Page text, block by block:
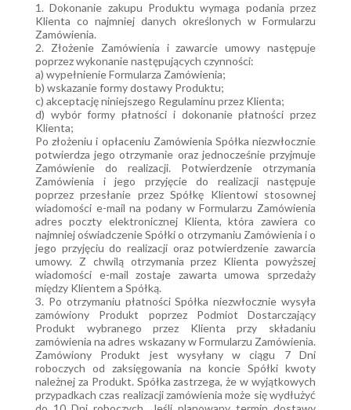
1. Dokonanie zakupu Produktu wymaga podania przez
Klienta co najmniej danych określonych w Formularzu
Zamówienia.
2. Złożenie Zamówienia i zawarcie umowy następuje
poprzez wykonanie następujących czynności:
a) wypełnienie Formularza Zamówienia;
b) wskazanie formy dostawy Produktu;
c) akceptację niniejszego Regulaminu przez Klienta;
d) wybór formy płatności i dokonanie płatności przez
Klienta;
Po złożeniu i opłaceniu Zamówienia Spółka niezwłocznie
potwierdza jego otrzymanie oraz jednocześnie przyjmuje
Zamówienie do realizacji. Potwierdzenie otrzymania
Zamówienia i jego przyjęcie do realizacji następuje
poprzez przesłanie przez Spółkę Klientowi stosownej
wiadomości e-mail na podany w Formularzu Zamówienia
adres poczty elektronicznej Klienta, która zawiera co
najmniej oświadczenie Spółki o otrzymaniu Zamówienia i o
jego przyjęciu do realizacji oraz potwierdzenie zawarcia
umowy. Z chwilą otrzymania przez Klienta powyższej
wiadomości e-mail zostaje zawarta umowa sprzedaży
między Klientem a Spółką.
3. Po otrzymaniu płatności Spółka niezwłocznie wysyła
zamówiony Produkt poprzez Podmiot Dostarczający
Produkt wybranego przez Klienta przy składaniu
zamówienia na adres wskazany w Formularzu Zamówienia.
Zamówiony Produkt jest wysyłany w ciągu 7 Dni
roboczych od zaksięgowania na koncie Spółki kwoty
należnej za Produkt. Spółka zastrzega, że w wyjątkowych
przypadkach czas realizacji zamówienia może się wydłużyć